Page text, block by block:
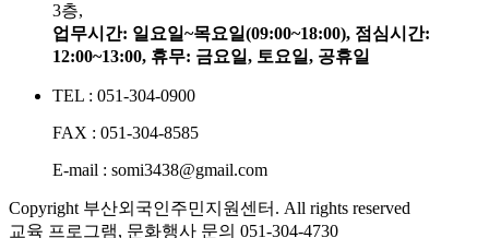
3층,
업무시간: 일요일~목요일(09:00~18:00), 점심시간:
12:00~13:00, 휴무: 금요일, 토요일, 공휴일
TEL : 051-304-0900
FAX : 051-304-8585
E-mail : somi3438@gmail.com
Copyright 부산외국인주민지원센터. All rights reserved
교육 프로그램, 문화행사 문의 051-304-4730